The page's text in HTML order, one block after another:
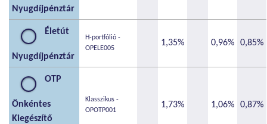
Nyugdíjpénztár
Életút
Nyugdíjpénztár
H-portfólió -
OPELE005
1,35% 0,96% 0,85%
OTP
Önkéntes
Kiegészítő
Klasszikus -
OPOTP001
1,73% 1,06% 0,87%